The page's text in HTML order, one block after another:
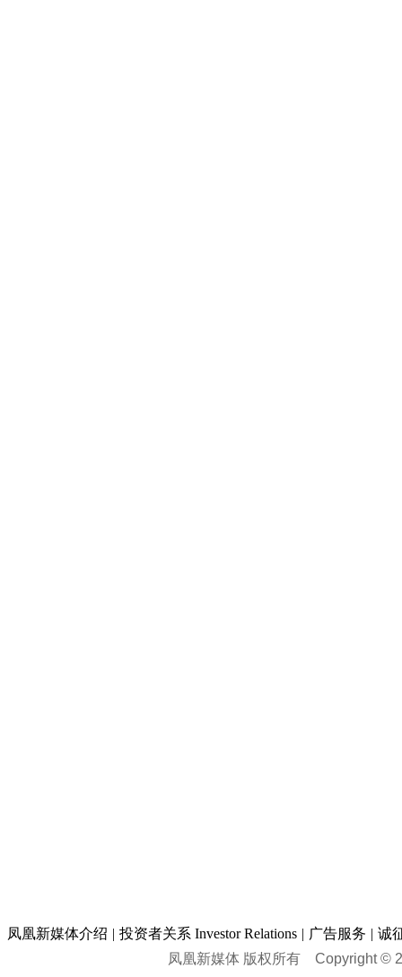
凤凰新媒体介绍 | 投资者关系 Investor Relations | 广告服务 | 诚
凤凰新媒体 版权所有 Copyright ©